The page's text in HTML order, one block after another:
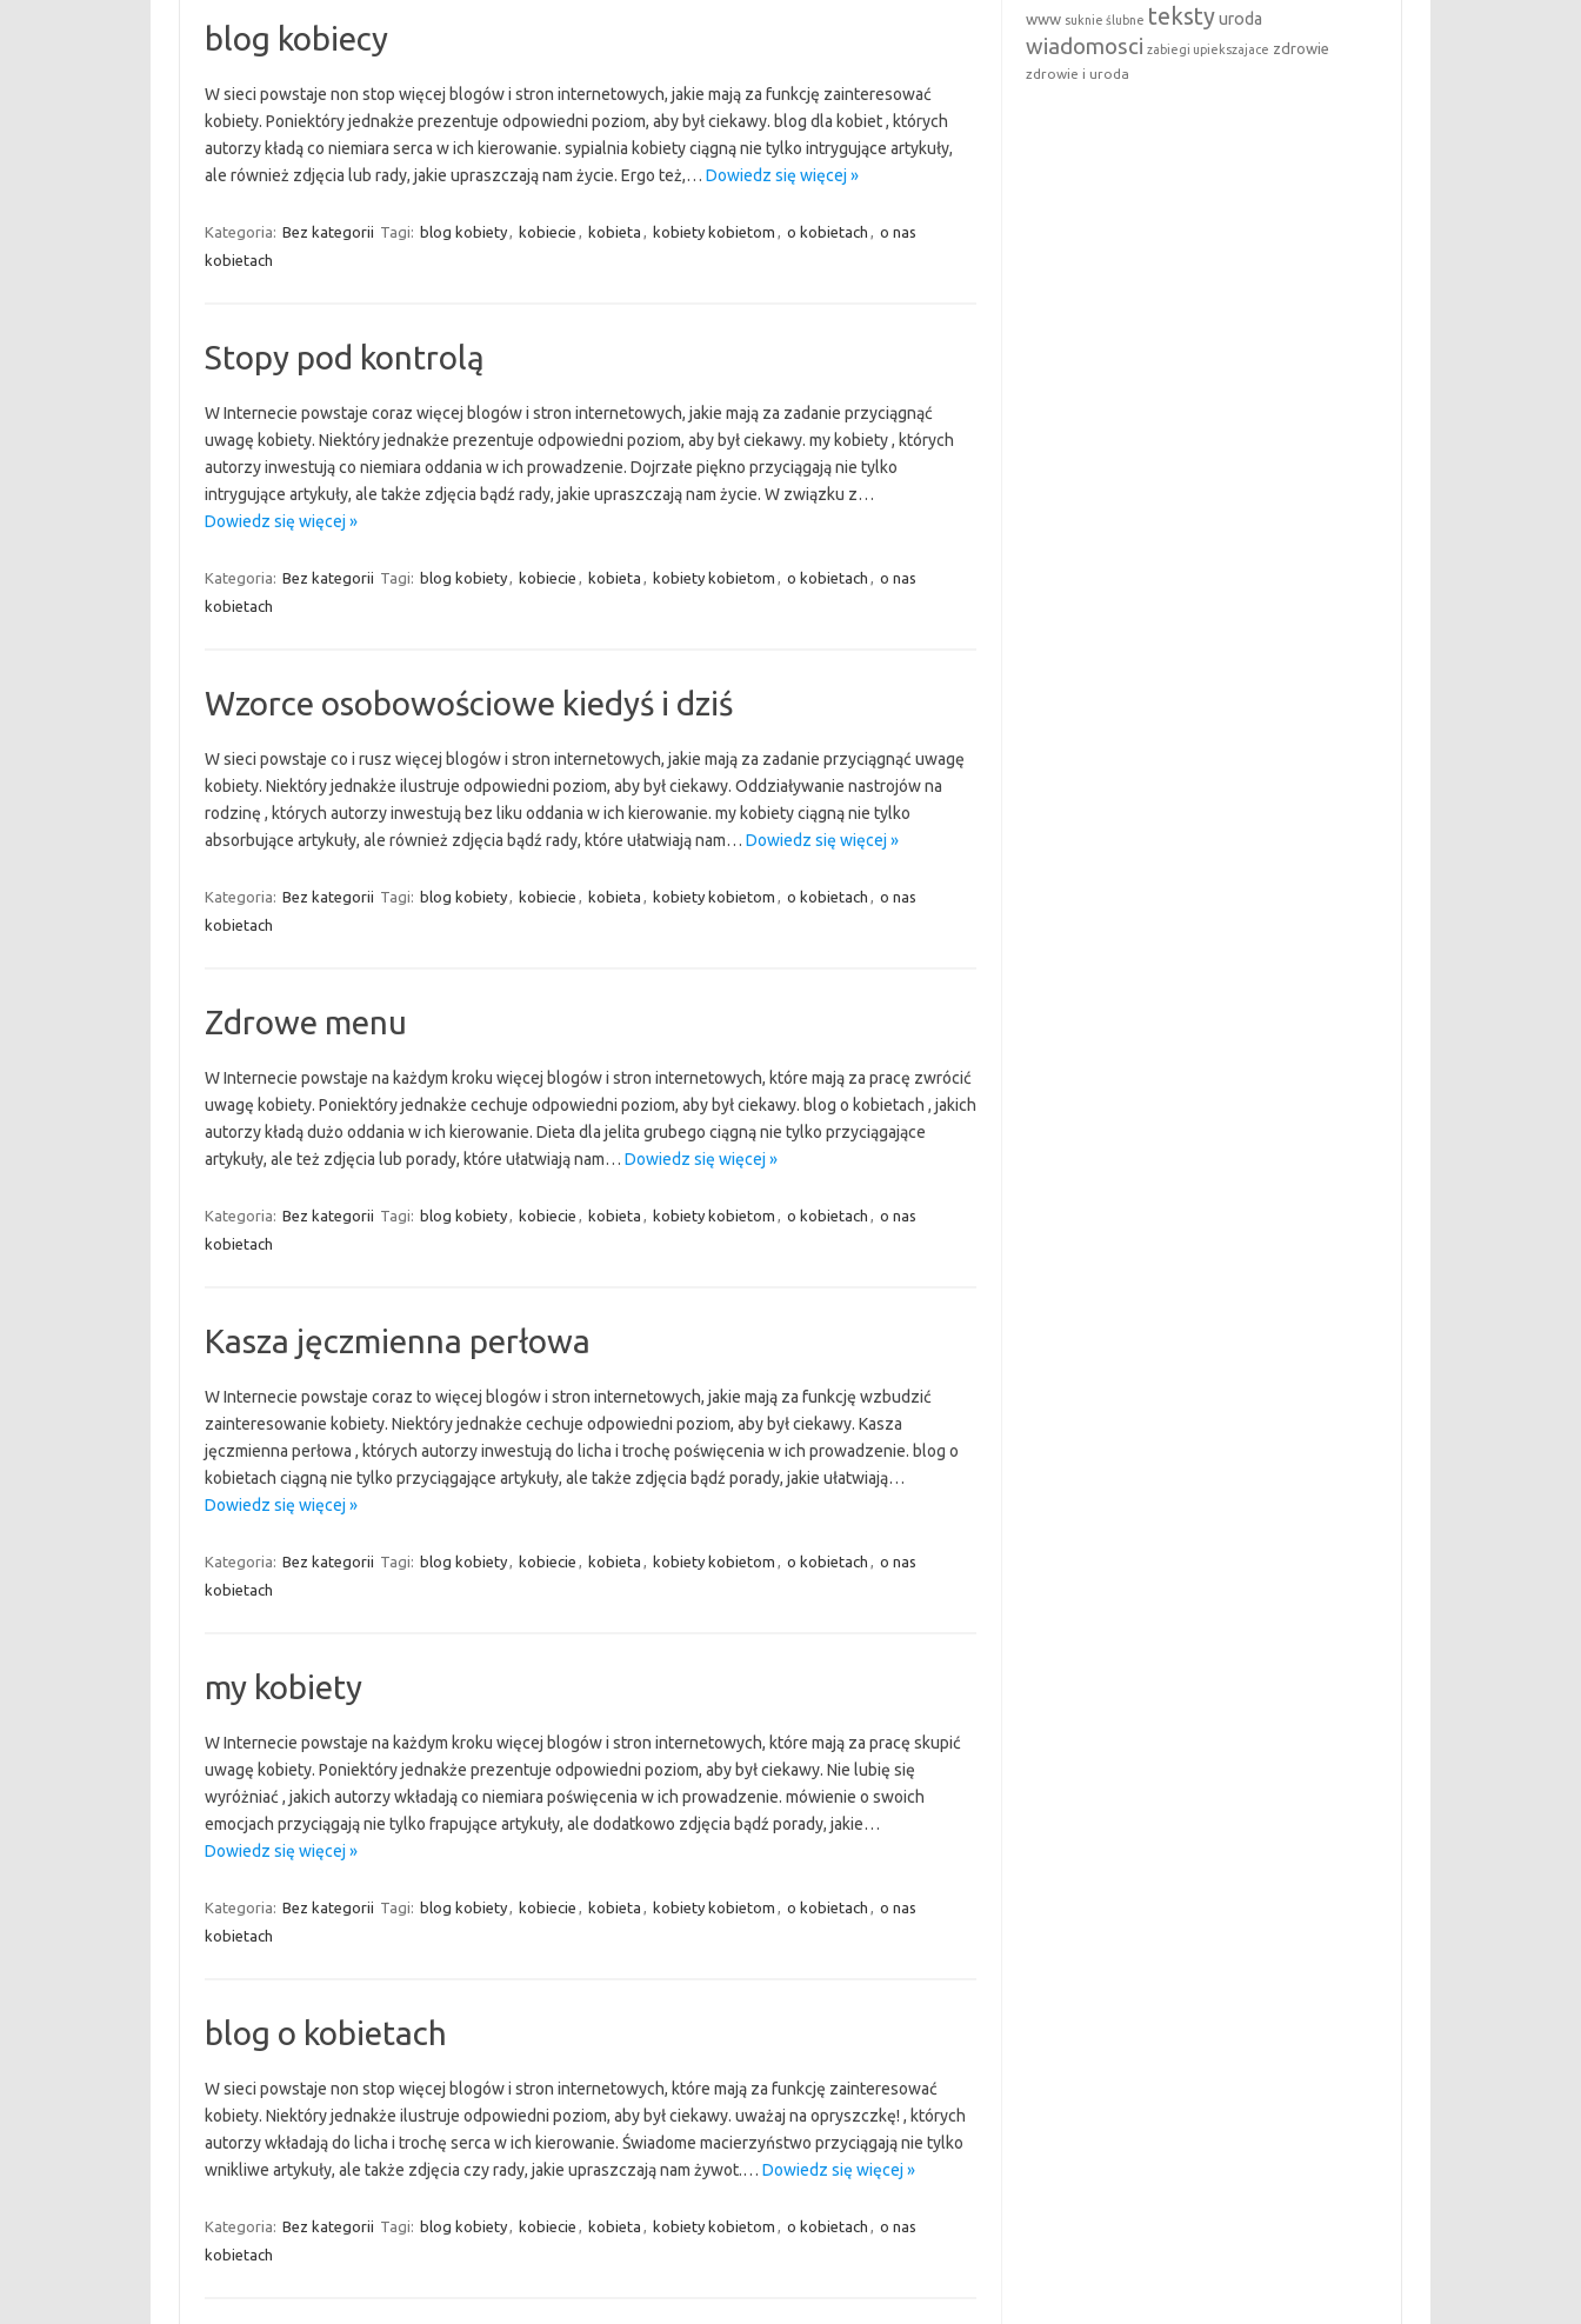
blog kobiecy
W sieci powstaje non stop więcej blogów i stron internetowych, jakie mają za funkcję zainteresować
kobiety. Poniektóry jednakże prezentuje odpowiedni poziom, aby był ciekawy. blog dla kobiet , których
autorzy kładą co niemiara serca w ich kierowanie. sypialnia kobiety ciągną nie tylko intrygujące artykuły,
ale również zdjęcia lub rady, jakie upraszczają nam życie. Ergo też,… Dowiedz się więcej »
Kategoria: Bez kategorii Tagi: blog kobiety, kobiecie , kobieta , kobiety kobietom , o kobietach , o nas
kobietach
Stopy pod kontrolą
W Internecie powstaje coraz więcej blogów i stron internetowych, jakie mają za zadanie przyciągnąć
uwagę kobiety. Niektóry jednakże prezentuje odpowiedni poziom, aby był ciekawy. my kobiety , których
autorzy inwestują co niemiara oddania w ich prowadzenie. Dojrzałe piękno przyciągają nie tylko
intrygujące artykuły, ale także zdjęcia bądź rady, jakie upraszczają nam życie. W związku z…
Dowiedz się więcej »
Kategoria: Bez kategorii Tagi: blog kobiety, kobiecie , kobieta , kobiety kobietom , o kobietach , o nas
kobietach
Wzorce osobowościowe kiedyś i dziś
W sieci powstaje co i rusz więcej blogów i stron internetowych, jakie mają za zadanie przyciągnąć uwagę
kobiety. Niektóry jednakże ilustruje odpowiedni poziom, aby był ciekawy. Oddziaływanie nastrojów na
rodzinę , których autorzy inwestują bez liku oddania w ich kierowanie. my kobiety ciągną nie tylko
absorbujące artykuły, ale również zdjęcia bądź rady, które ułatwiają nam… Dowiedz się więcej »
Kategoria: Bez kategorii Tagi: blog kobiety, kobiecie , kobieta , kobiety kobietom , o kobietach , o nas
kobietach
Zdrowe menu
W Internecie powstaje na każdym kroku więcej blogów i stron internetowych, które mają za pracę zwrócić
uwagę kobiety. Poniektóry jednakże cechuje odpowiedni poziom, aby był ciekawy. blog o kobietach , jakich
autorzy kładą dużo oddania w ich kierowanie. Dieta dla jelita grubego ciągną nie tylko przyciągające
artykuły, ale też zdjęcia lub porady, które ułatwiają nam… Dowiedz się więcej »
Kategoria: Bez kategorii Tagi: blog kobiety, kobiecie , kobieta , kobiety kobietom , o kobietach , o nas
kobietach
Kasza jęczmienna perłowa
W Internecie powstaje coraz to więcej blogów i stron internetowych, jakie mają za funkcję wzbudzić
zainteresowanie kobiety. Niektóry jednakże cechuje odpowiedni poziom, aby był ciekawy. Kasza
jęczmienna perłowa , których autorzy inwestują do licha i trochę poświęcenia w ich prowadzenie. blog o
kobietach ciągną nie tylko przyciągające artykuły, ale także zdjęcia bądź porady, jakie ułatwiają…
Dowiedz się więcej »
Kategoria: Bez kategorii Tagi: blog kobiety, kobiecie , kobieta , kobiety kobietom , o kobietach , o nas
kobietach
my kobiety
W Internecie powstaje na każdym kroku więcej blogów i stron internetowych, które mają za pracę skupić
uwagę kobiety. Poniektóry jednakże prezentuje odpowiedni poziom, aby był ciekawy. Nie lubię się
wyróżniać , jakich autorzy wkładają co niemiara poświęcenia w ich prowadzenie. mówienie o swoich
emocjach przyciągają nie tylko frapujące artykuły, ale dodatkowo zdjęcia bądź porady, jakie…
Dowiedz się więcej »
Kategoria: Bez kategorii Tagi: blog kobiety, kobiecie , kobieta , kobiety kobietom , o kobietach , o nas
kobietach
blog o kobietach
W sieci powstaje non stop więcej blogów i stron internetowych, które mają za funkcję zainteresować
kobiety. Niektóry jednakże ilustruje odpowiedni poziom, aby był ciekawy. uważaj na opryszczkę! , których
autorzy wkładają do licha i trochę serca w ich kierowanie. Świadome macierzyństwo przyciągają nie tylko
wnikliwe artykuły, ale także zdjęcia czy rady, jakie upraszczają nam żywot.… Dowiedz się więcej »
Kategoria: Bez kategorii Tagi: blog kobiety, kobiecie , kobieta , kobiety kobietom , o kobietach , o nas
kobietach
www suknie ślubne teksty uroda
wiadomosci zabiegi upiekszajace zdrowie
zdrowie i uroda